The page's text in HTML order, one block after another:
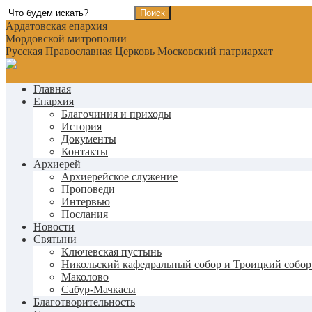
Ардатовская епархия
Мордовской митрополии
Русская Православная Церковь Московский патриархат
Главная
Епархия
Благочиния и приходы
История
Документы
Контакты
Архиерей
Архиерейское служение
Проповеди
Интервью
Послания
Новости
Святыни
Ключевская пустынь
Никольский кафедральный собор и Троицкий собор
Маколово
Сабур-Мачкасы
Благотворительность